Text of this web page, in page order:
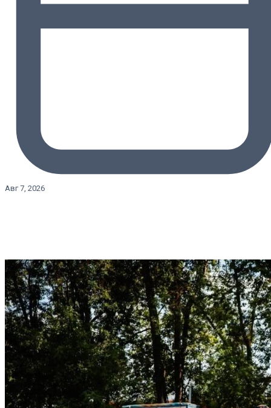
Авг 7, 2026